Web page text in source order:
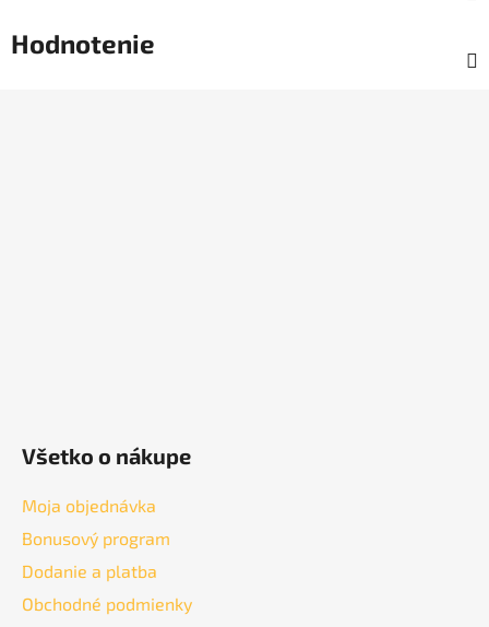
Hodnotenie
Všetko o nákupe
Moja objednávka
Bonusový program
Dodanie a platba
Obchodné podmienky